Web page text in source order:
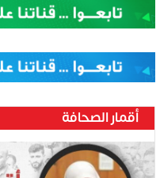
أقمار الصحافة
حنين
بارود..صحفية